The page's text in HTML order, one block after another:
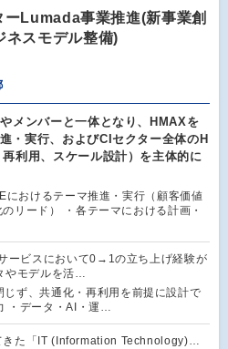
Lumada事業推進(新事業創
ネスモデル整備)
メンバーと一体となり、HMAXを
・実行、およびCIセクター全体のH
利用、スケール設計）を主体的に
におけるテーマ推進・実行（顧客価値
リード） ・各テーマにおける計画・
ービスにおいて0→1の立ち上げ経験が
やモデルを活…
じず、共通化・再利用を前提に設計で
・データ・AI・運…
きた「IT (Information Technology)…